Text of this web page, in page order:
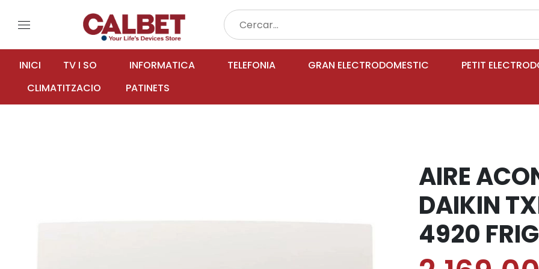
menu
INICI TV I SO INFORMATICA TELEFONIA GRAN ELECTRODOMESTIC PETIT
CLIMATITZACIO
PATINETS
AIRE
DAIKIN
4920 FRIG